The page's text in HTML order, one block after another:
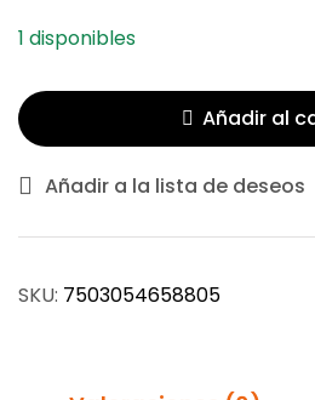
1 disponibles
Añadir al
Añadir a la lista de deseos
SKU: 7503054658805